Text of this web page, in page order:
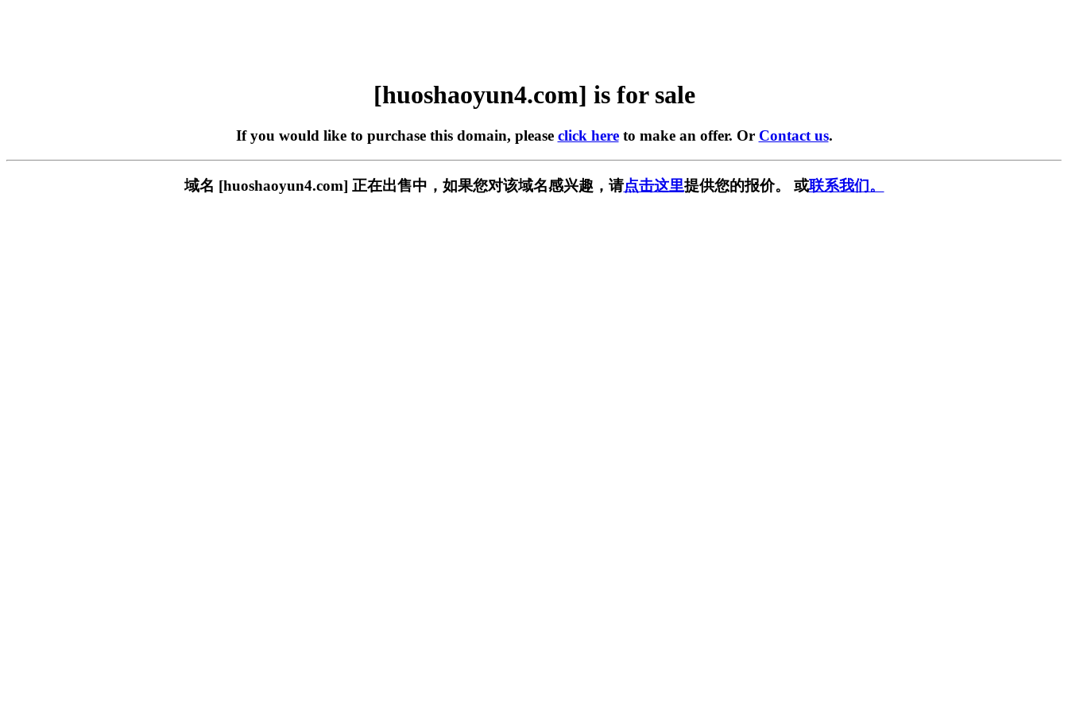
[huoshaoyun4.com] is for sale
If you would like to purchase this domain, please click hereto make an offer. Or Contact us.
域名 [huoshaoyun4.com] 正在出售中，如果您对该域名感兴趣，请点击这里提供您的报价。 或联系我们。